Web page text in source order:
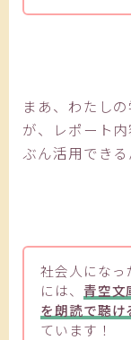
まあ、わたし
が、レポート
ぶん活用できる
社会人になっ
には、 青空文
を朗読で聴け
ています！